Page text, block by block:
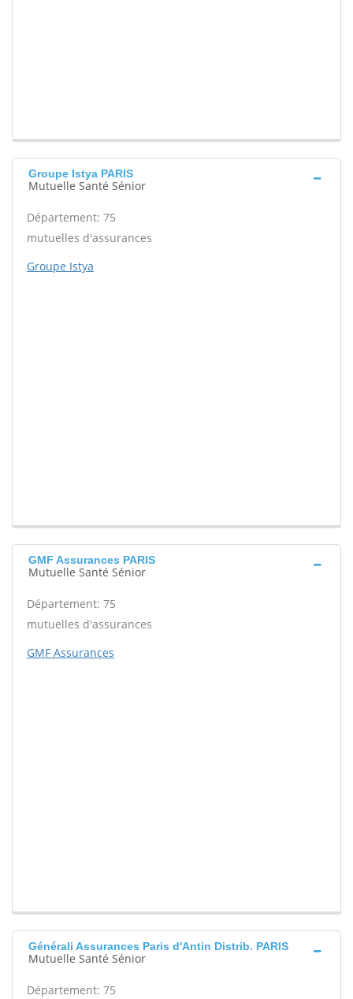
Groupe Istya PARIS
Mutuelle Santé Sénior
Département: 75
mutuelles d'assurances
Groupe Istya
GMF Assurances PARIS
Mutuelle Santé Sénior
Département: 75
mutuelles d'assurances
GMF Assurances
Générali Assurances Paris d'Antin Distrib. PARIS
Mutuelle Santé Sénior
Département: 75